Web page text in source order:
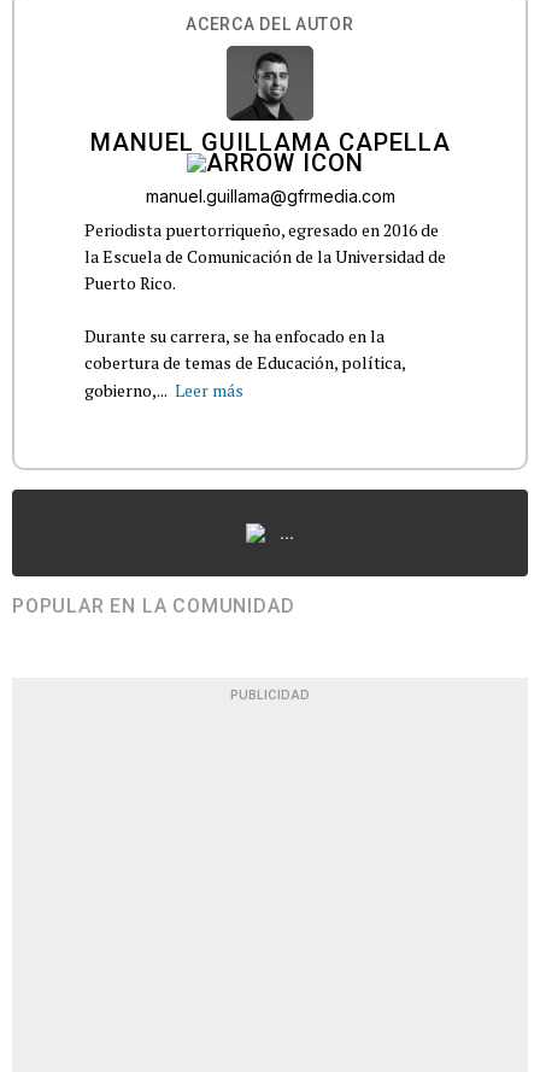
ACERCA DEL AUTOR
MANUEL GUILLAMA CAPELLA
manuel.guillama@gfrmedia.com
Periodista puertorriqueño, egresado en 2016 de
la Escuela de Comunicación de la Universidad de
Puerto Rico.
Durante su carrera, se ha enfocado en la
cobertura de temas de Educación, política,
gobierno,... Leer más
...
POPULAR EN LA COMUNIDAD
PUBLICIDAD